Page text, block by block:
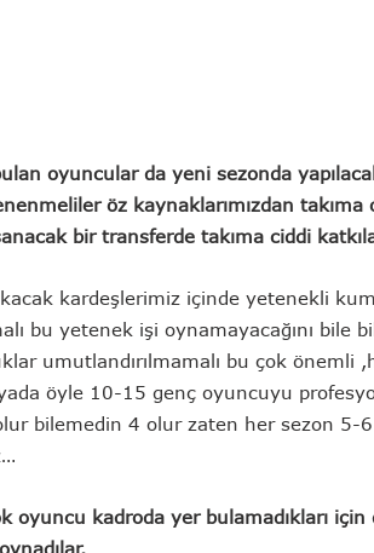
oyuncular da yeni sezonda
öz kaynaklarımızdan
bir transferde takıma ciddi
kardeşlerimiz içinde yetenekli
bu yetenek işi oynamayacağını bile
umutlandırılmamalı bu çok önemli
öyle 10-15 genç oyuncuyu
bilemedin 4 olur zaten her sezon 5-
oyuncu kadroda yer bulamadıkları